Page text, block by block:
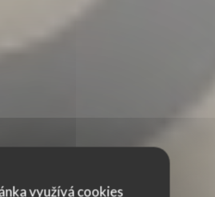
využívá cookies